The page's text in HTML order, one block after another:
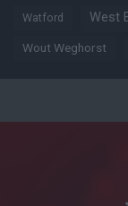
Watford West
Wout Weghorst